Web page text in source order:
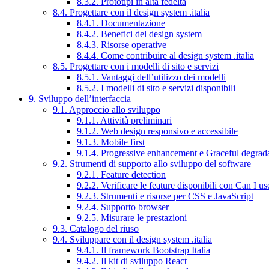
8.4. Progettare con il design system .italia
8.4.1. Documentazione
8.4.2. Benefici del design system
8.4.3. Risorse operative
8.4.4. Come contribuire al design system .italia
8.5. Progettare con i modelli di sito e servizi
8.5.1. Vantaggi dell’utilizzo dei modelli
8.5.2. I modelli di sito e servizi disponibili
9. Sviluppo dell’interfaccia
9.1. Approccio allo sviluppo
9.1.1. Attività preliminari
9.1.2. Web design responsivo e accessibile
9.1.3. Mobile first
9.1.4. Progressive enhancement e Graceful
9.2. Strumenti di supporto allo sviluppo del software
9.2.1. Feature detection
9.2.2. Verificare le feature disponibili con Can I
9.2.3. Strumenti e risorse per CSS e JavaScript
9.2.4. Supporto browser
9.2.5. Misurare le prestazioni
9.3. Catalogo del riuso
9.4. Sviluppare con il design system .italia
9.4.1. Il framework Bootstrap Italia
9.4.2. Il kit di sviluppo React